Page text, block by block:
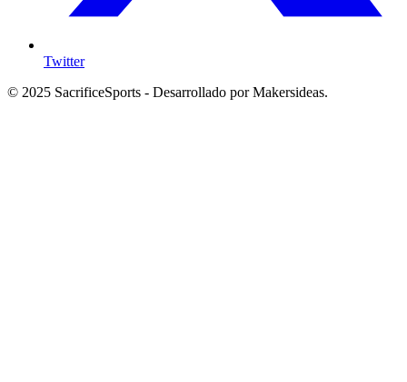
Twitter
© 2025 SacrificeSports - Desarrollado por Makersideas.